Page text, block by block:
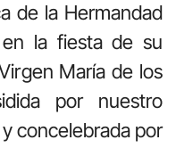
de la Hermandad
la fiesta de su
María de los
por nuestro
concelebrada por